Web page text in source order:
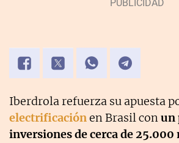
Iberdrola refuerza su apuesta
electrificaciónen Brasil conun
inversiones de cerca de